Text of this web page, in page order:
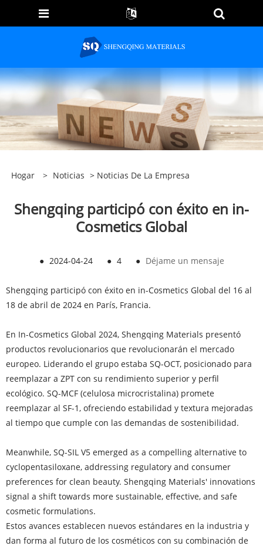
Hogar > Noticias > Noticias De La Empresa
Shengqing participó con éxito en in-
Cosmetics Global
● 2024-04-24 ● 4 ● Déjame un mensaje
Shengqing participó con éxito en in-Cosmetics Global del 16 al
18 de abril de 2024 en París, Francia.
En In-Cosmetics Global 2024, Shengqing Materials presentó
productos revolucionarios que revolucionarán el mercado
europeo. Liderando el grupo estaba SQ-OCT, posicionado para
reemplazar a ZPT con su rendimiento superior y perfil
ecológico. SQ-MCF (celulosa microcristalina) promete
reemplazar al SF-1, ofreciendo estabilidad y textura mejoradas
al tiempo que cumple con las demandas de sostenibilidad.
Meanwhile, SQ-SIL V5 emerged as a compelling alternative to
cyclopentasiloxane, addressing regulatory and consumer
preferences for clean beauty. Shengqing Materials' innovations
signal a shift towards more sustainable, effective, and safe
cosmetic formulations.
Estos avances establecen nuevos estándares en la industria y
dan forma al futuro de los cosméticos con su combinación de